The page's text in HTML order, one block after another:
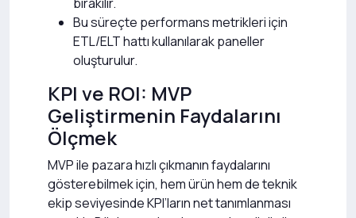
Bu süreçte performans metrikleri için
ETL/ELT hattı kullanılarak paneller
oluşturulur.
KPI ve ROI: MVP
Geliştirmenin Faydalarını
Ölçmek
MVP ile pazara hızlı çıkmanın faydalarını
gösterebilmek için, hem ürün hem de teknik
ekip seviyesinde KPI’ların net tanımlanması